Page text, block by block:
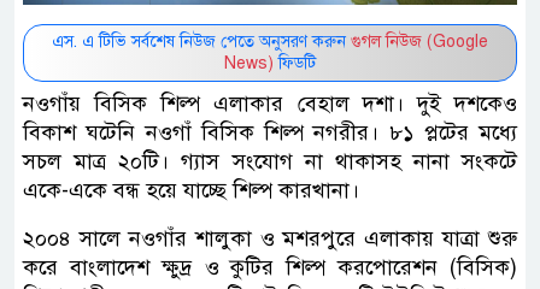
এস. এ টিভি সর্বশেষ নিউজ পেতে অনুসরণ করুন গুগল নিউজ (Google
News) ফিডটি
নওগাঁয় বিসিক শিল্প এলাকার বেহাল দশা। দুই দশকেও
বিকাশ ঘটেনি নওগাঁ বিসিক শিল্প নগরীর। ৮১ প্লটের মধ্যে
সচল মাত্র ২০টি। গ্যাস সংযোগ না থাকাসহ নানা সংকটে
একে-একে বন্ধ হয়ে যাচ্ছে শিল্প কারখানা।
২০০৪ সালে নওগাঁর শালুকা ও মশরপুরে এলাকায় যাত্রা শুরু
করে বাংলাদেশ ক্ষুদ্র ও কুটির শিল্প করপোরেশন (বিসিক)